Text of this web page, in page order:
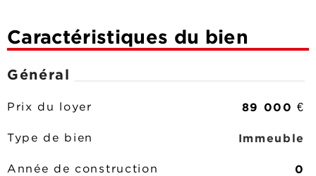
Caractéristiques du bien
Général
Prix du loyer 89 000 €
Type de bien Immeuble
Année de construction 0